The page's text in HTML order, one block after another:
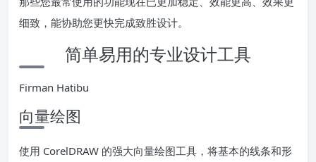
细致，能协助您更快完成致胜设计。
简单易用的专业设计工具
Firman Hatibu
向量绘图
使用 CorelDRAW 的强大向量绘图工具，将基本的线条和形